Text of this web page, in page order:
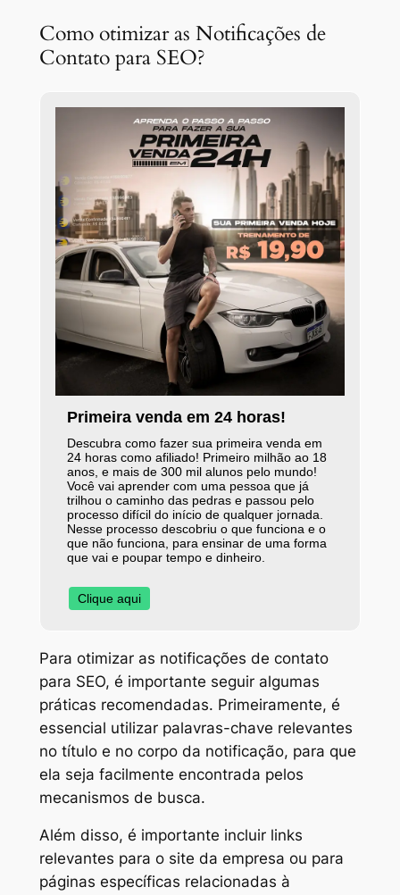
Como otimizar as Notificações de
Contato para SEO?
Primeira venda em 24 horas!
Descubra como fazer sua primeira venda em
24 horas como afiliado! Primeiro milhão ao 18
anos, e mais de 300 mil alunos pelo mundo!
Você vai aprender com uma pessoa que já
trilhou o caminho das pedras e passou pelo
processo difícil do início de qualquer jornada.
Nesse processo descobriu o que funciona e o
que não funciona, para ensinar de uma forma
que vai e poupar tempo e dinheiro.
Clique aqui
Para otimizar as notificações de contato
para SEO, é importante seguir algumas
práticas recomendadas. Primeiramente, é
essencial utilizar palavras-chave relevantes
no título e no corpo da notificação, para que
ela seja facilmente encontrada pelos
mecanismos de busca.
Além disso, é importante incluir links
relevantes para o site da empresa ou para
páginas específicas relacionadas à